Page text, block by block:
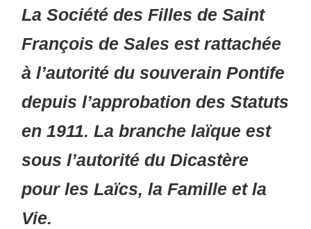
La Société des Filles de Saint
François de Sales est rattachée
à l’autorité du souverain Pontife
depuis l’approbation des Statuts
en 1911. La branche laïque est
sous l’autorité du Dicastère
pour les Laïcs, la Famille et la
Vie.